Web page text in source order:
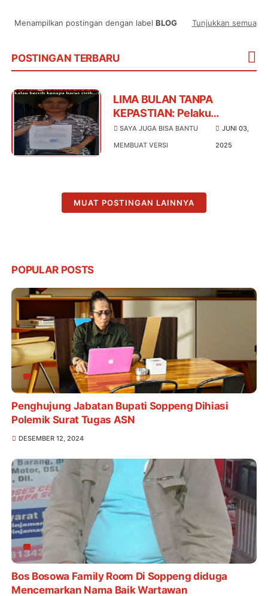
Menampilkan postingan dengan labelBLOG Tunjukkan semua
POSTINGAN TERBARU
LIMA BULAN TANPA
KEPASTIAN: Pelaku
Berkeliaran, Kapolsek
Indrapura Diam, Eko Razman
SAYA JUGA BISA BANTU
MEMBUAT VERSI
JUNI 03,
2025
MUAT POSTINGAN LAINNYA
POPULAR POSTS
Penghujung Jabatan Bupati Soppeng Dihiasi
Polemik Surat Tugas ASN
DESEMBER 12, 2024
Bos Bosowa Family Room Di Soppeng diduga
Mencemarkan Nama Baik Wartawan